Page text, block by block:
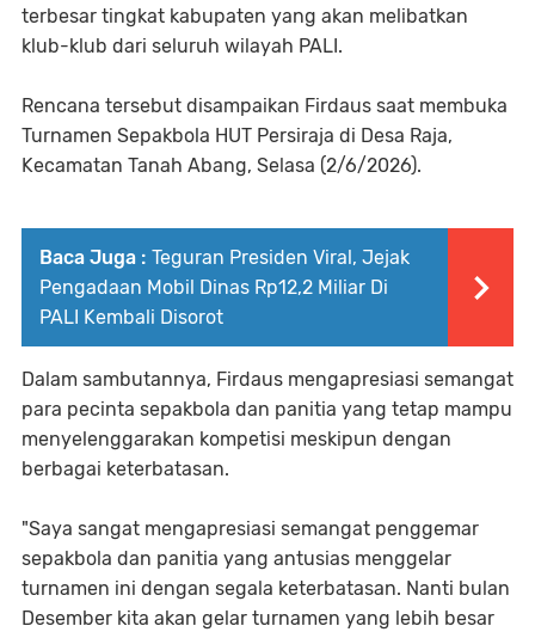
terbesar tingkat kabupaten yang akan melibatkan
klub-klub dari seluruh wilayah PALI.
Rencana tersebut disampaikan Firdaus saat membuka
Turnamen Sepakbola HUT Persiraja di Desa Raja,
Kecamatan Tanah Abang, Selasa (2/6/2026).
Baca Juga : Teguran Presiden Viral, Jejak
Pengadaan Mobil Dinas Rp12,2 Miliar Di
PALI Kembali Disorot
Dalam sambutannya, Firdaus mengapresiasi semangat
para pecinta sepakbola dan panitia yang tetap mampu
menyelenggarakan kompetisi meskipun dengan
berbagai keterbatasan.
"Saya sangat mengapresiasi semangat penggemar
sepakbola dan panitia yang antusias menggelar
turnamen ini dengan segala keterbatasan. Nanti bulan
Desember kita akan gelar turnamen yang lebih besar